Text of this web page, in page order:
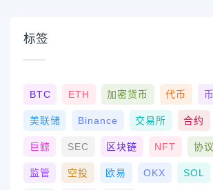
标签
BTC ETH 加密货币 代币
美联储 Binance 交易所 合约
巨鲸 SEC 区块链 NFT 协议
监管 空投 欧易 OKX SOL